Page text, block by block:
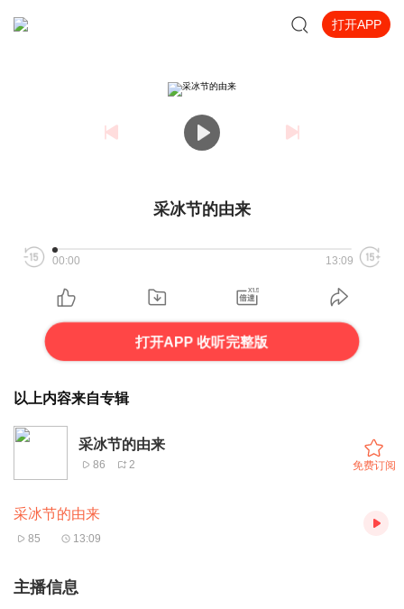
打开APP
采冰节的由来
00:00 13:09
打开APP 收听完整版
以上内容来自专辑
采冰节的由来
86 2 免费订阅
采冰节的由来
85 13:09
主播信息